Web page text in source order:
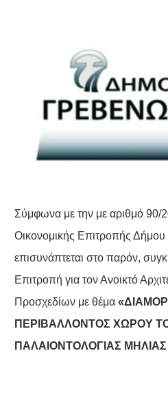
Σύμφωνα με την με αριθμό 90/
Οικονομικής Επιτροπής
επισυνάπτεται στο παρόν,
Επιτροπή για τον Ανοικτό
Προσχεδίων με θέμα
ΠΕΡΙΒΑΛΛΟΝΤΟΣ ΧΩΡΟΥ
ΠΑΛΑΙΟΝΤΟΛΟΓΙΑΣ